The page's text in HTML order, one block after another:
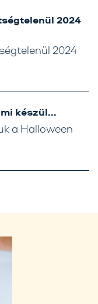
2024
2024
készül…
a Halloween